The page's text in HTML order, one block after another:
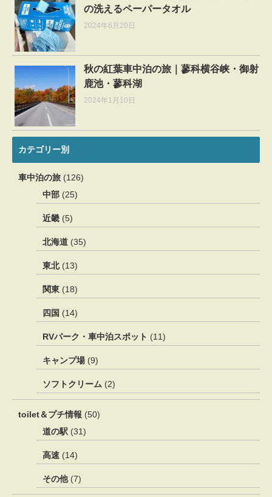
の洗えるペーパータオル
2024年6月20日
秋の紅葉車中泊の旅｜蓼科横谷峡・御射
鹿池・蓼科湖
2024年1月10日
カテゴリー別
車中泊の旅 (126)
中部 (25)
近畿 (5)
北海道 (35)
東北(13)
関東 (18)
四国 (14)
RVパーク・車中泊スポット (11)
キャンプ場 (9)
ソフトクリーム (2)
toilet＆プチ情報 (50)
道の駅 (31)
高速 (14)
その他(7)